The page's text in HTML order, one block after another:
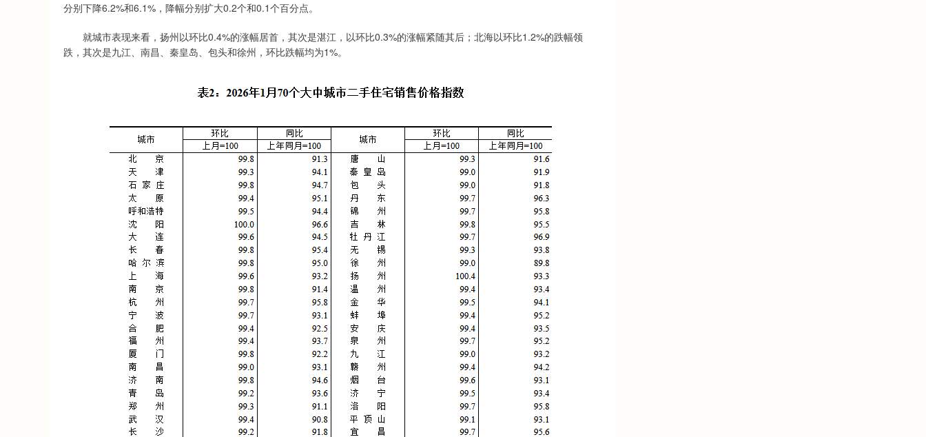
分别下降6.2%和6.1%，降幅分别扩大0.2个和0.1个百分点。
就城市表现来看，扬州以环比0.4%的涨幅居首，其次是湛江，以环比0.3%的涨幅紧随其后；北海以环比1.2%的跌幅领
跌，其次是九江、南昌、秦皇岛、包头和徐州，环比跌幅均为1%。